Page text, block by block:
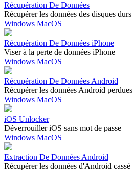
Récupération De Données
Récupérer les données des disques durs
Windows MacOS
Récupération De Données iPhone
Viser à la perte de données iPhone
Windows MacOS
Récupération De Données Android
Récupérer les données Android perdues
Windows MacOS
iOS Unlocker
Déverrouiller iOS sans mot de passe
Windows MacOS
Extraction De Données Android
Récupérer les données d'Android cassé